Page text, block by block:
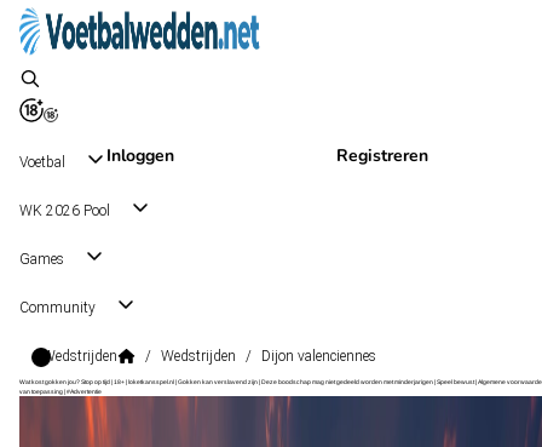
Inloggen Registreren
Voetbal
WK 2026 Pool
Games
Community
Wedstrijden / Wedstrijden / Dijon valenciennes
Wat kost gokken jou? Stop op tijd | 18+ | loketkansspel.nl | Gokken kan verslavend zijn | Deze boodschap mag niet gedeeld worden met minderjarigen | Speel bewust | Algemene
van toepassing | #Advertentie
National